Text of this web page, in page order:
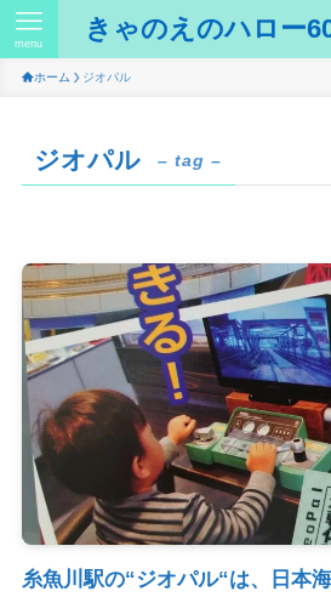
きゃのえのハロー
menu
ホーム ジオパル
ジオパル – tag –
糸魚川駅の“ジオパル“は、日本